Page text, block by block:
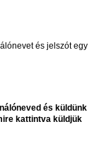
és jelszót egy
és küldünk
kattintva küldjük